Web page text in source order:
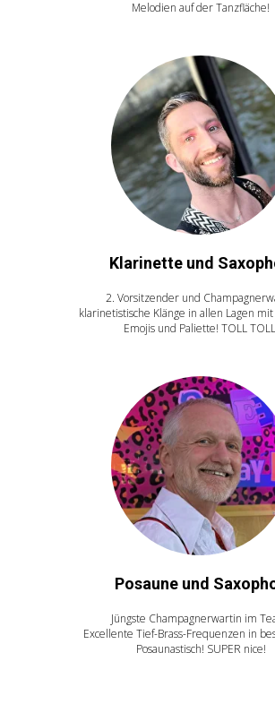
Melodien auf der Tanzfläche!
Klarinette und
2. Vorsitzender und
klarinetistische Klänge in allen Lagen
Emojis und Paliette! TOLL
Posaune und
Jüngste Champagnerwartin im
Excellente Tief-Brass-Frequenzen in
Posaunastisch! SUPER nice!